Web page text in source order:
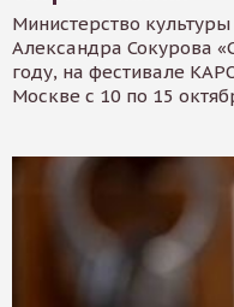
Министерство
Александра Сокурова
году, на фестивале
Москве с 10 по 15